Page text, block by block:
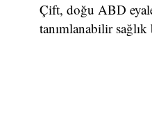
Çift, doğu ABD
tanımlanabilir